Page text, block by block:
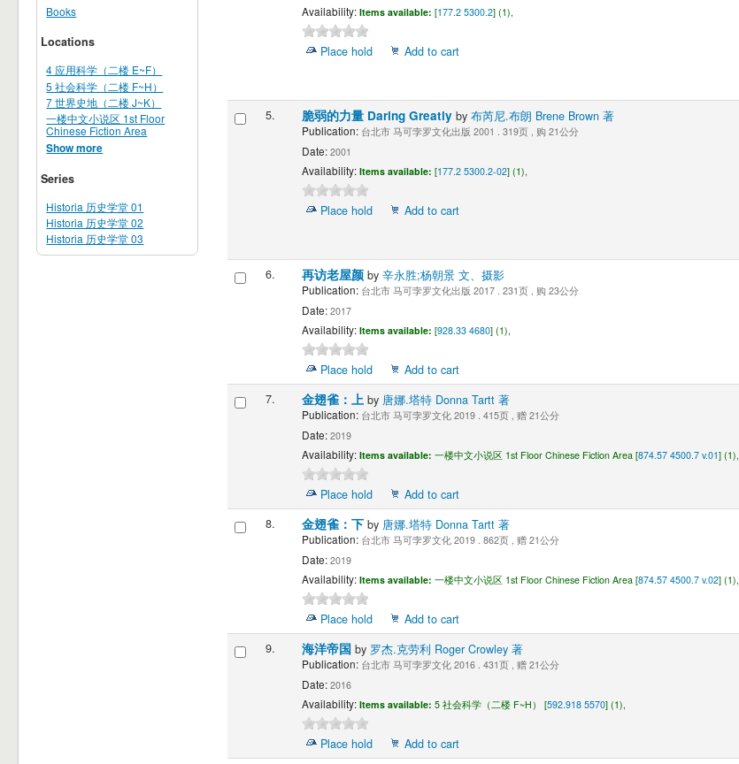
Books
Locations
4 应用科学（二楼 E~F）
5 社会科学（二楼 F~H）
7 世界史地（二楼 J~K）
一楼中文小说区 1st Floor
Chinese Fiction Area
Show more
Series
Historia 历史学堂 01
Historia 历史学堂 02
Historia 历史学堂 03
Availability: Items available: [177.2 5300.2] (1),
Place hold Add to cart
5. 脆弱的力量 Daring Greatly by 布芮尼.布朗 Brene Brown 著
Publication:台北市 马可孛罗文化出版 2001 . 319页 , 购 21公分
Date:2001
Availability: Items available: [177.2 5300.2-02] (1),
Place hold Add to cart
6. 再访老屋颜 by 辛永胜;杨朝景 文、摄影
Publication:台北市 马可孛罗文化出版 2017 . 231页 , 购 23公分
Date:2017
Availability: Items available: [928.33 4680] (1),
Place hold
Add to cart
7.
金翅雀：上 by 唐娜.塔特 Donna Tartt 著
Publication:台北市 马可孛罗文化 2019 . 415页 , 赠 21公分
Date:2019
Availability: Items available: 一楼中文小说区 1st Floor Chinese Fiction Area [874.57 4500.7 v.01] (1),
Place hold
Add to cart
8.
金翅雀：下 by 唐娜.塔特 Donna Tartt 著
Publication:台北市 马可孛罗文化 2019 . 862页 , 赠 21公分
Date:2019
Availability: Items available: 一楼中文小说区 1st Floor Chinese Fiction Area [874.57 4500.7 v.02] (1),
Place hold
Add to cart
9.
海洋帝国 by 罗杰.克劳利 Roger Crowley 著
Publication:台北市 马可孛罗文化 2016 . 431页 , 赠 21公分
Date:2016
Availability: Items available: 5 社会科学（二楼 F~H） [592.918 5570] (1),
Place hold
Add to cart